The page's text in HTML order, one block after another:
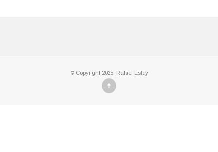
© Copyright 2025. Rafael Estay